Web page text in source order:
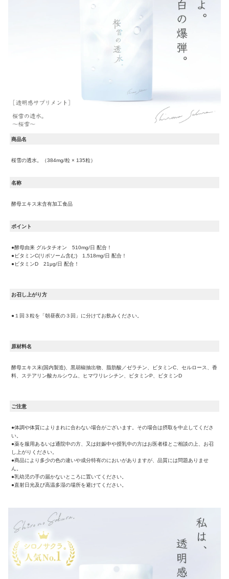
商品名
桜雪の透水。（384mg/粒 × 135粒）
名称
酵母エキス末含有加工食品
ポイント
●酵母由来 グルタチオン 510mg/日 配合！
●ビタミンC(リポソーム含む) 1,518mg/日 配合！
●ビタミンD 21μg/日 配合！
お召し上がり方
●１回３粒を「朝昼夜の３回」に分けてお飲みください。
原材料名
酵母エキス末(国内製造)、黒胡椒抽出物、脂肪酸／ゼラチン、ビタミンC、セルロース、香
料、ステアリン酸カルシウム、ヒマワリレシチン、ビタミンP、ビタミンD
ご注意
●体調や体質によりまれに合わない場合がございます。その場合は摂取を中止してくださ
い。
●薬を服用あるいは通院中の方、又は妊娠中や授乳中の方はお医者様とご相談の上、お召
し上がりください。
●商品により多少の色の違いや成分特有のにおいがありますが、品質には問題ありませ
ん。
●乳幼児の手の届かないところに置いてください。
●直射日光及び高温多湿の場所を避けてください。